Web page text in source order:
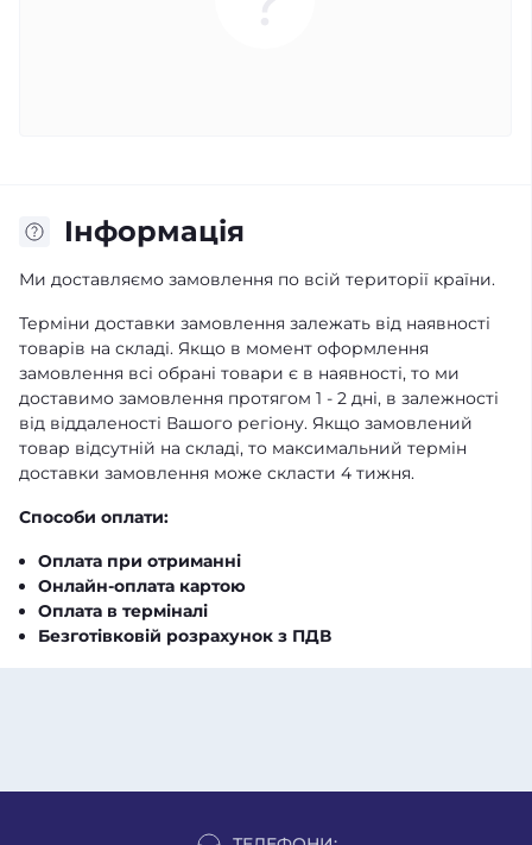
Iнформація
Ми доставляємо замовлення по всій території країни.
Терміни доставки замовлення залежать від наявності
товарів на складі. Якщо в момент оформлення
замовлення всі обрані товари є в наявності, то ми
доставимо замовлення протягом 1 - 2 дні, в залежності
від віддаленості Вашого регіону. Якщо замовлений
товар відсутній на складі, то максимальний термін
доставки замовлення може скласти 4 тижня.
Способи оплати:
Оплата при отриманні
Онлайн-оплата картою
Оплата в терміналі
Безготівковій розрахунок з ПДВ